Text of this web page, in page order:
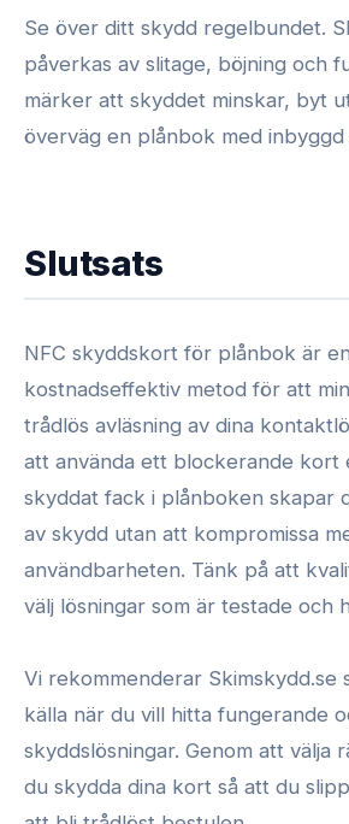
Se över ditt skydd regelbundet.
påverkas av slitage, böjning och
märker att skyddet minskar, byt
överväg en plånbok med
Slutsats
NFC skyddskort för plånbok är
kostnadseffektiv metod för att
trådlös avläsning av dina
att använda ett blockerande kort
skyddat fack i plånboken skapar
av skydd utan att kompromissa
användbarheten. Tänk på att
välj lösningar som är testade och
Vi rekommenderar Skimskydd.se
källa när du vill hitta fungerande
skyddslösningar. Genom att välja
du skydda dina kort så att du